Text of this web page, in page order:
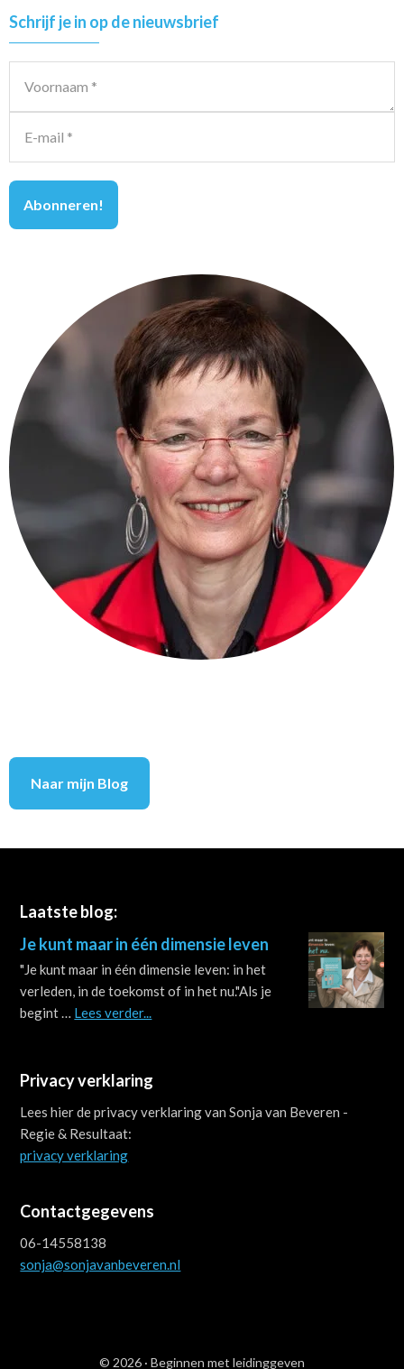
Primary
Sidebar
Schrijf je in op de nieuwsbrief
Naar mijn Blog
Footer
Laatste blog:
Je kunt maar in één dimensie leven
"Je kunt maar in één dimensie leven: in het
verleden, in de toekomst of in het nu."Als je
begint … Lees verder...
maar
één
Privacy verklaring
Lees hier de privacy verklaring van Sonja van Beveren -
Regie & Resultaat:
privacy verklaring
Contactgegevens
06-14558138
sonja@sonjavanbeveren.nl
© 2026 · Beginnen met leidinggeven